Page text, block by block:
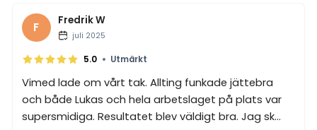
F Fredrik W
juli 2025
5.0 • Utmärkt
Vimed lade om vårt tak. Allting funkade jättebra
och både Lukas och hela arbetslaget på plats var
supersmidiga. Resultatet blev väldigt bra. Jag sk...